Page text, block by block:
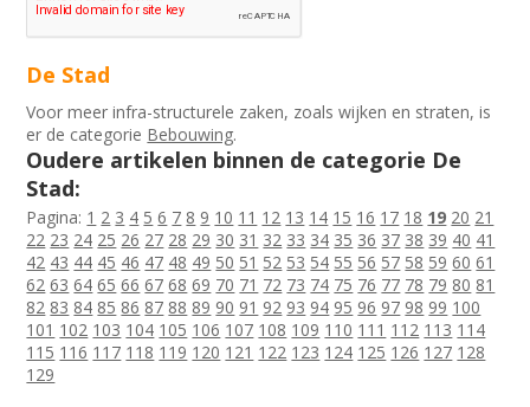
De Stad
Voor meer infra-structurele zaken, zoals wijken en straten, is
er de categorie Bebouwing.
Oudere artikelen binnen de categorie De
Stad:
Pagina: 1 2 3 4 5 6 7 8 9 10 11 12 13 14 15 16 17 18 19 20 21
22 23 24 25 26 27 28 29 30 31 32 33 34 35 36 37 38 39 40 41
42 43 44 45 46 47 48 49 50 51 52 53 54 55 56 57 58 59 60 61
62 63 64 65 66 67 68 69 70 71 72 73 74 75 76 77 78 79 80 81
82 83 84 85 86 87 88 89 90 91 92 93 94 95 96 97 98 99 100
101 102 103 104 105 106 107 108 109 110 111 112 113 114
115 116 117 118 119 120 121 122 123 124 125 126 127 128
129